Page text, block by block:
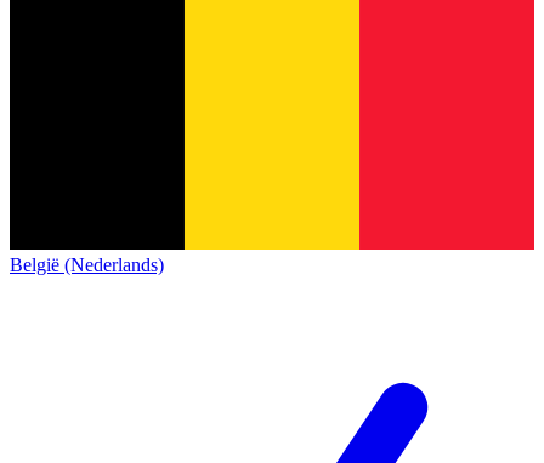
België (Nederlands)